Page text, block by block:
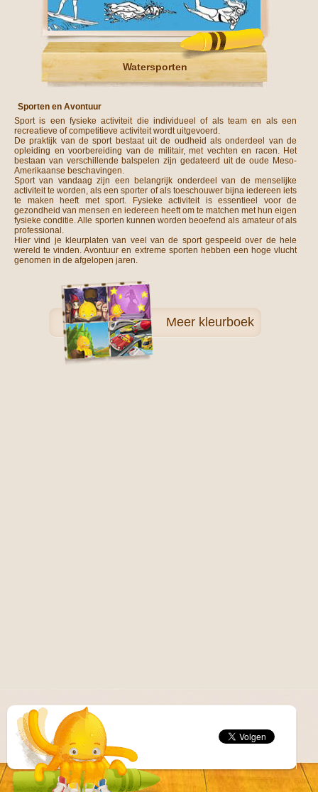
Watersporten
Sporten en Avontuur
Sport is een fysieke activiteit die individueel of als team en als een
recreatieve of competitieve activiteit wordt uitgevoerd.
De praktijk van de sport bestaat uit de oudheid als onderdeel van de
opleiding en voorbereiding van de militair, met vechten en racen. Het
bestaan ​​van verschillende balspelen zijn gedateerd uit de oude Meso-
Amerikaanse beschavingen.
Sport van vandaag zijn een belangrijk onderdeel van de menselijke
activiteit te worden, als een sporter of als toeschouwer bijna iedereen iets
te maken heeft met sport. Fysieke activiteit is essentieel voor de
gezondheid van mensen en iedereen heeft om te matchen met hun eigen
fysieke conditie. Alle sporten kunnen worden beoefend als amateur of als
professional.
Hier vind je kleurplaten van veel van de sport gespeeld over de hele
wereld te vinden. Avontuur en extreme sporten hebben een hoge vlucht
genomen in de afgelopen jaren.
Meer kleurboek